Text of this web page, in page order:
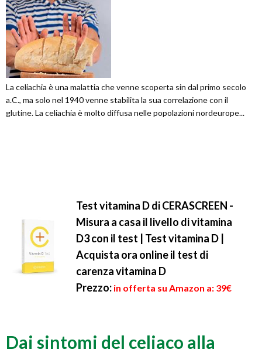
La celiachia è una malattia che venne scoperta sin dal primo secolo
a.C., ma solo nel 1940 venne stabilita la sua correlazione con il
glutine. La celiachia è molto diffusa nelle popolazioni nordeurope...
Test vitamina D di CERASCREEN -
Misura a casa il livello di vitamina
D3 con il test | Test vitamina D |
Acquista ora online il test di
carenza vitamina D
Prezzo: in offerta su Amazon a: 39€
Dai sintomi del celiaco alla